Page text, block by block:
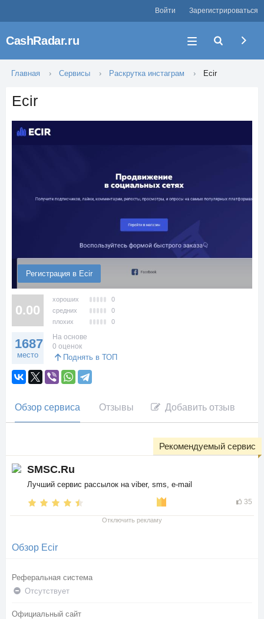
Войти Зарегистрироваться
CashRadar.ru
Главная Сервисы Раскрутка инстаграм Ecir
Ecir
Регистрация в Ecir
0.00
хороших
0
средних
0
плохих
0
1687
место
На основе
0 оценок
Поднять в ТОП
Обзор сервиса Отзывы Добавить отзыв
SMSC.Ru
Лучший сервис рассылок на viber, sms, e-mail
35
Рекомендуемый сервис
Отключить рекламу
Обзор Ecir
Реферальная система
Отсутствует
Официальный сайт